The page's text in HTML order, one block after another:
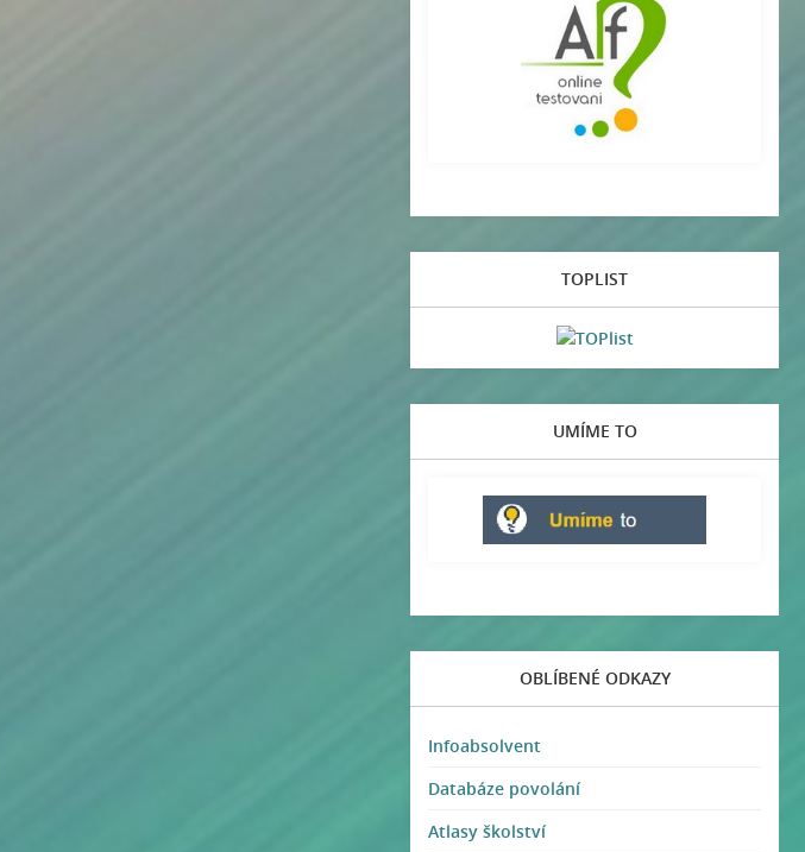
TOPLIST
UMÍME TO
OBLÍBENÉ ODKAZY
Infoabsolvent
Databáze povolání
Atlasy školství